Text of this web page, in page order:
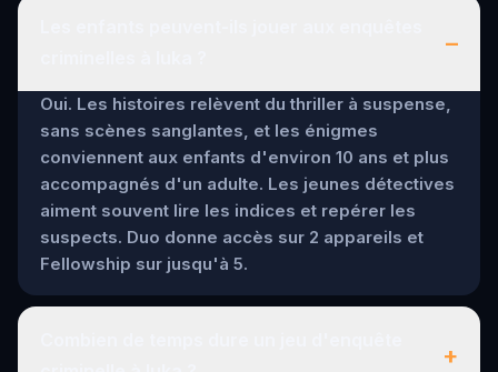
–
Oui. Les histoires relèvent du thriller à suspense,
sans scènes sanglantes, et les énigmes
conviennent aux enfants d'environ 10 ans et plus
accompagnés d'un adulte. Les jeunes détectives
aiment souvent lire les indices et repérer les
suspects. Duo donne accès sur 2 appareils et
Fellowship sur jusqu'à 5.
+